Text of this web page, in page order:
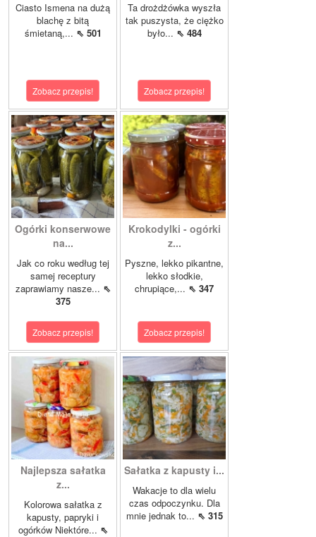
Ciasto Ismena na dużą
blachę z bitą
śmietaną,... ⇖ 501
Zobacz przepis!
Ta drożdżówka wyszła
tak puszysta, że ciężko
było... ⇖ 484
Zobacz przepis!
Ogórki konserwowe
na...
Jak co roku według tej
samej receptury
zaprawiamy nasze... ⇖
375
Zobacz przepis!
Krokodylki - ogórki
z...
Pyszne, lekko pikantne,
lekko słodkie,
chrupiące,... ⇖ 347
Zobacz przepis!
Najlepsza sałatka
z...
Kolorowa sałatka z
kapusty, papryki i
ogórków Niektóre... ⇖
Sałatka z kapusty i...
Wakacje to dla wielu
czas odpoczynku. Dla
mnie jednak to... ⇖ 315